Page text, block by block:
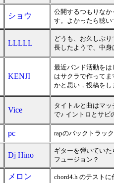
ショウ
公開するつもりな
す。よかったら聴い
LLLLL
どうも、お久しぶ
長したようで、中
KENJI
最近バンド活動を
はサクラで作って
かと思い，投稿を
Vice
タイトルと曲はマ
で♪ イントロとサ
pc rapのバックトラッ
Dj Hino
ギターを弾いてい
フュージョン？
メロン chord4.h のテスト